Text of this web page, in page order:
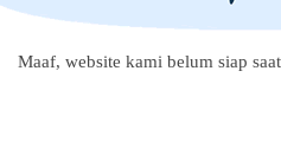
Maaf, website kami belum siap